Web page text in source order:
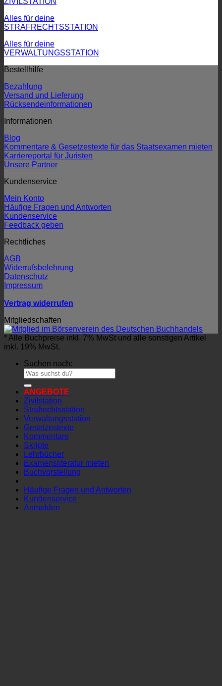
Alles für deine
STRAFRECHTSSTATION
Alles für deine
VERWALTUNGSSTATION
Bestellhilfe
Bezahlung
Versand und Lieferung
Rücksendeinformationen
Informationen
Blog
Kommentare & Gesetzestexte für das Staatsexamen mieten
Karriereportal für Juristen
Unsere Partner
Kundenservice
Mein Konto
Häufige Fragen und Antworten
Kundenservice
Feedback geben
Rechtliches
AGB
Widerrufsbelehrung
Datenschutz
Impressum
Vertrag widerrufen
Mitgliedschaften
* Alle Buchpreise inkl. 7% MwSt und alle sonstigen Artikel
inkl. 19% MwSt.
Suchen nach:
ANGEBOTE
Zivilstation
Strafrechtsstation
Verwaltungsstation
Gesetzestexte
Kommentare
Skripte
Lehrbücher
Examensliteratur mieten
Buchvorstellung
Häufige Fragen und Antworten
Kundenservice
Anmelden